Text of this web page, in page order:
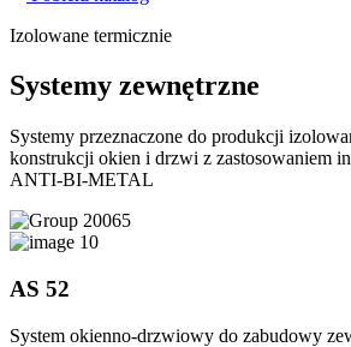
Izolowane termicznie
Systemy zewnętrzne
Systemy przeznaczone do produkcji
konstrukcji okien i drzwi z zastosowaniem
ANTI-BI-METAL
AS 52
System okienno-drzwiowy do zabudowy